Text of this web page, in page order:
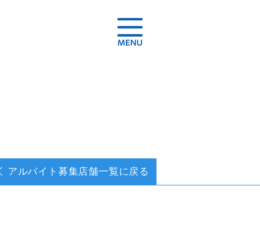
アルバイト募集店舗一覧に戻る